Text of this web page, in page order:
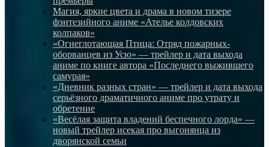
Магия, яркие цвета и драма в новом тизере
фэнтезийного аниме «Ателье колдовских
колпаков»
«Огнеглотающая Птица: Отряд пожарных-
оборванцев из Усю» — трейлер и дата выхода
аниме по книге автора «Последнего выжившего
самурая»
«Дневник разных стран» — трейлер и дата выхода
серьёзного драматичного аниме про утрату и
обретение
«Весёлая защита владений беспечного лорда» —
новый трейлер исекая про выгонянца из
дворянской семьи